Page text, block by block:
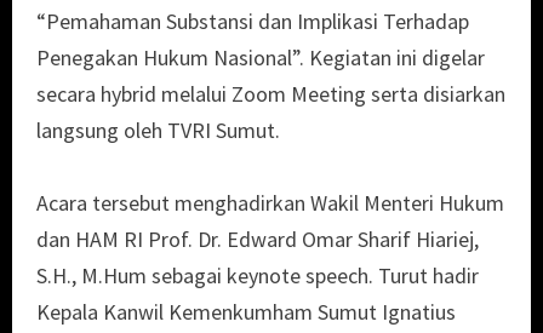
“Pemahaman Substansi dan Implikasi Terhadap
Penegakan Hukum Nasional”. Kegiatan ini digelar
secara hybrid melalui Zoom Meeting serta disiarkan
langsung oleh TVRI Sumut.
Acara tersebut menghadirkan Wakil Menteri Hukum
dan HAM RI Prof. Dr. Edward Omar Sharif Hiariej,
S.H., M.Hum sebagai keynote speech. Turut hadir
Kepala Kanwil Kemenkumham Sumut Ignatius